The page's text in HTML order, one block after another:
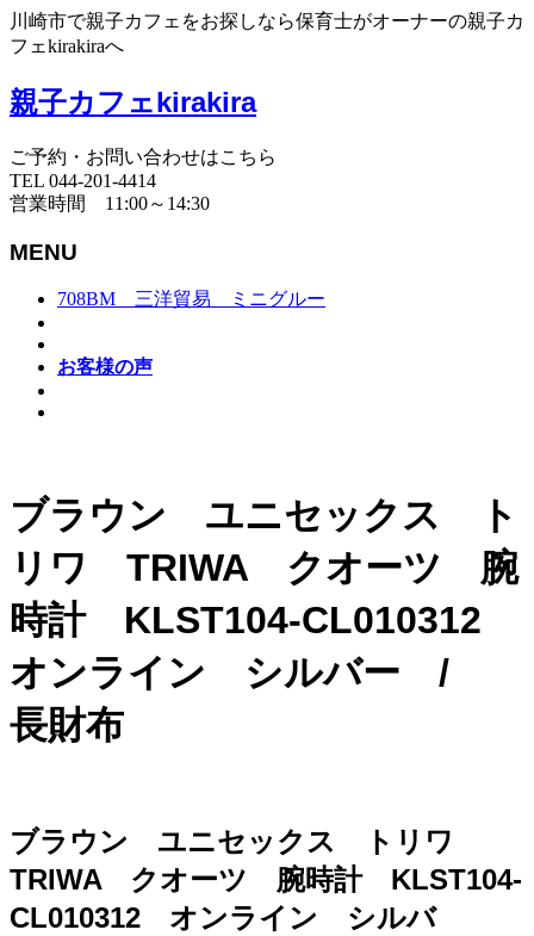
川崎市で親子カフェをお探しなら保育士がオーナーの親子カ
フェkirakiraへ
親子カフェkirakira
ご予約・お問い合わせはこちら
TEL 044-201-4414
営業時間 11:00～14:30
MENU
708BM 三洋貿易 ミニグルー
お客様の声
ブラウン ユニセックス ト
リワ TRIWA クオーツ 腕
時計 KLST104-CL010312
オンライン シルバー /
長財布
ブラウン ユニセックス トリワ
TRIWA クオーツ 腕時計 KLST104-
CL010312 オンライン シルバ